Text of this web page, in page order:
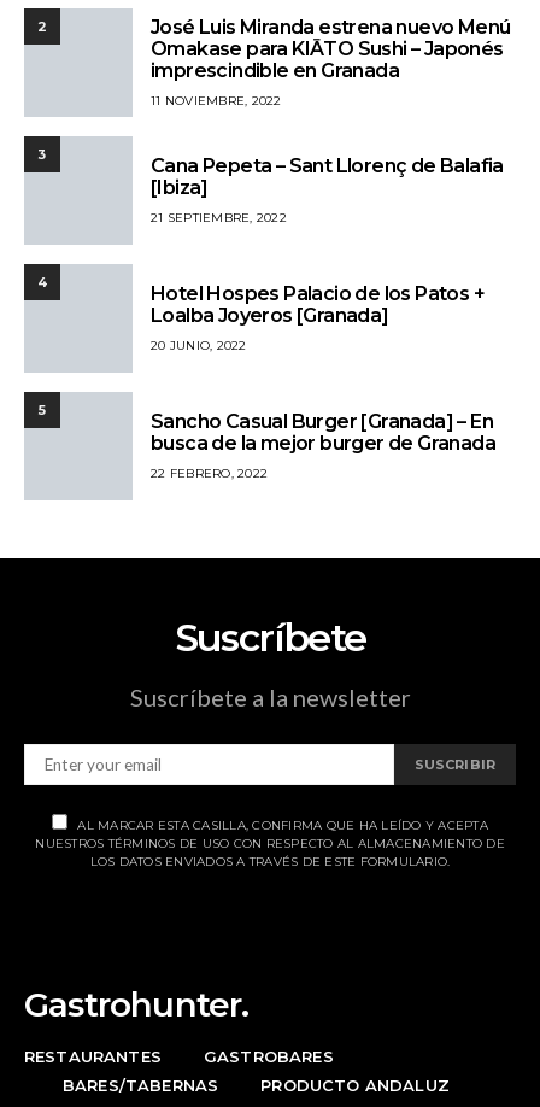
2
José Luis Miranda estrena nuevo Menú
Omakase para KIĀTO Sushi – Japonés
imprescindible en Granada
11 NOVIEMBRE, 2022
3
Cana Pepeta – Sant Llorenç de Balafia
[Ibiza]
21 SEPTIEMBRE, 2022
4
Hotel Hospes Palacio de los Patos +
Loalba Joyeros [Granada]
20 JUNIO, 2022
5
Sancho Casual Burger [Granada] – En
busca de la mejor burger de Granada
22 FEBRERO, 2022
Suscríbete
Suscríbete a la newsletter
SUSCRIBIR
AL MARCAR ESTA CASILLA, CONFIRMA QUE HA LEÍDO Y ACEPTA
NUESTROS TÉRMINOS DE USO CON RESPECTO AL ALMACENAMIENTO DE
LOS DATOS ENVIADOS A TRAVÉS DE ESTE FORMULARIO.
Gastrohunter.
RESTAURANTES
GASTROBARES
BARES/TABERNAS
PRODUCTO ANDALUZ